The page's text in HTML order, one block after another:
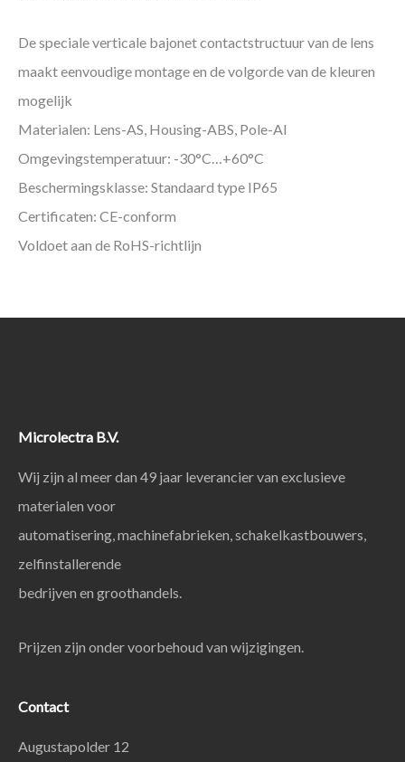
De speciale verticale bajonet contactstructuur van de lens
maakt eenvoudige montage en de volgorde van de kleuren
mogelijk
Materialen: Lens-AS, Housing-ABS, Pole-Al
Omgevingstemperatuur: -30°C…+60°C
Beschermingsklasse: Standaard type IP65
Certificaten: CE-conform
Voldoet aan de RoHS-richtlijn
Microlectra B.V.
Wij zijn al meer dan 49 jaar leverancier van exclusieve
materialen voor
automatisering, machinefabrieken, schakelkastbouwers,
zelfinstallerende
bedrijven en groothandels.
Prijzen zijn onder voorbehoud van wijzigingen.
Contact
Augustapolder 12